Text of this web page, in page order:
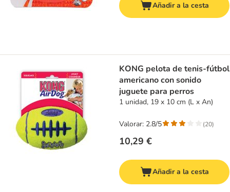
Añadir a la cesta
KONG pelota de tenis-fútbol
americano con sonido
juguete para perros
1 unidad, 19 x 10 cm (L x An)
10,29 €
Valorar: 2.8/5 (20)
Añadir a la cesta